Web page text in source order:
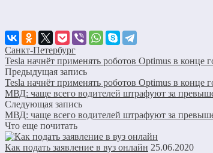
Санкт-Петербург
Tesla начнёт применять роботов Optimus в
Предыдущая запись
Tesla начнёт применять роботов Optimus в
МВД: чаще всего водителей штрафуют за
Следующая запись
МВД: чаще всего водителей штрафуют за
Что еще почитать
Как подать заявление в вуз онлайн 25.06.2020